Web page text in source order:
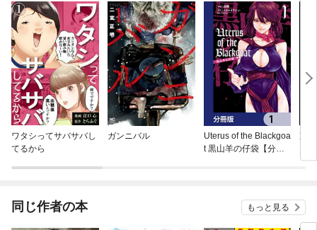
ワタシってサバサバし
てるから
ガンニバル
Uterus of the Blackgoa
t 黒山羊の仔袋【分冊
東
同じ作者の本 もっと見る